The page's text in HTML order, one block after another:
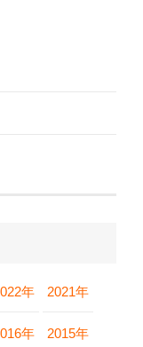
年 2021年
年 2015年